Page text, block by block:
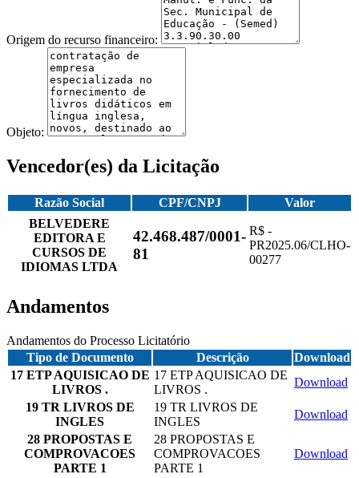
Origem do recurso financeiro:
Objeto:
Vencedor(es) da Licitação
Razão Social CPF/CNPJ
Valor
BELVEDERE
EDITORA E
CURSOS DE
IDIOMAS LTDA
42.468.487/0001-
81
R$ -
PR2025.06/CLHO-
00277
Andamentos
Andamentos do Processo Licitatório
Tipo de Documento
Descrição
Download
17 ETP AQUISICAO DE
LIVROS .
17 ETP AQUISICAO DE
LIVROS .
Download
19 TR LIVROS DE
INGLES
19 TR LIVROS DE
INGLES
Download
28 PROPOSTAS E
COMPROVACOES
PARTE 1
28 PROPOSTAS E
COMPROVACOES
PARTE 1
Download